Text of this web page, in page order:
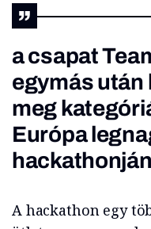
a csapat
egymás
meg
Európa
hackathonján
A hackathon egy